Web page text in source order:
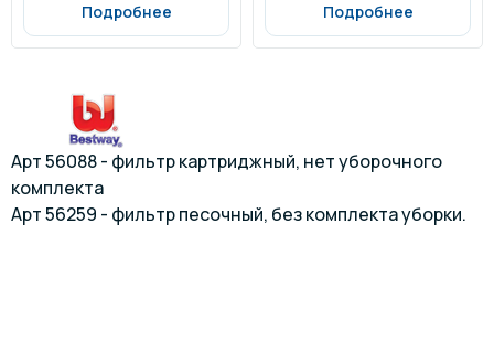
Подробнее Подробнее
Арт 56088 - фильтр картриджный, нет уборочного
комплекта
Арт 56259 - фильтр песочный, без комплекта уборки.